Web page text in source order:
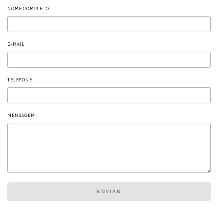
NOME COMPLETO
E-MAIL
TELEFONE
MENSAGEM
ENVIAR